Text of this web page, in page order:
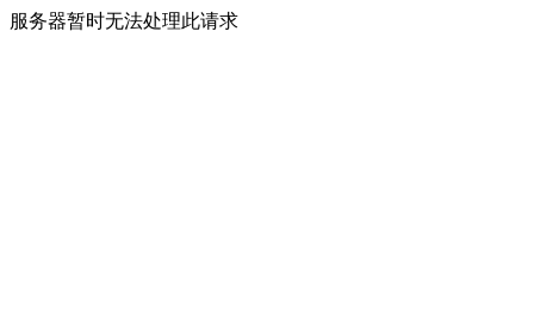
服务器暂时无法处理此请求